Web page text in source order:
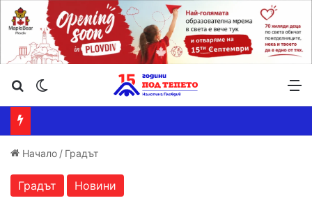
Търсене ...
Начало / Градът
Градът Новини